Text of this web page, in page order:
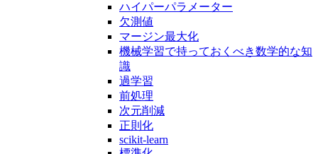
ハイパーパラメーター
欠測値
マージン最大化
機械学習で持っておくべき数学的な知
識
過学習
前処理
次元削減
正則化
scikit-learn